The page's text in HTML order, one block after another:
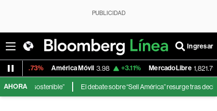
PUBLICIDAD
Ingresar
América Móvil 3.98 +3.11% MercadoLibre 1,821.795 -0.14%
AHORA El debate sobre “Sell América” resurge tras decisiones de